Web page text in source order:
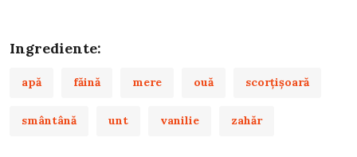
Ingrediente:
apă făină mere ouă scorţişoară
smântână unt vanilie zahăr